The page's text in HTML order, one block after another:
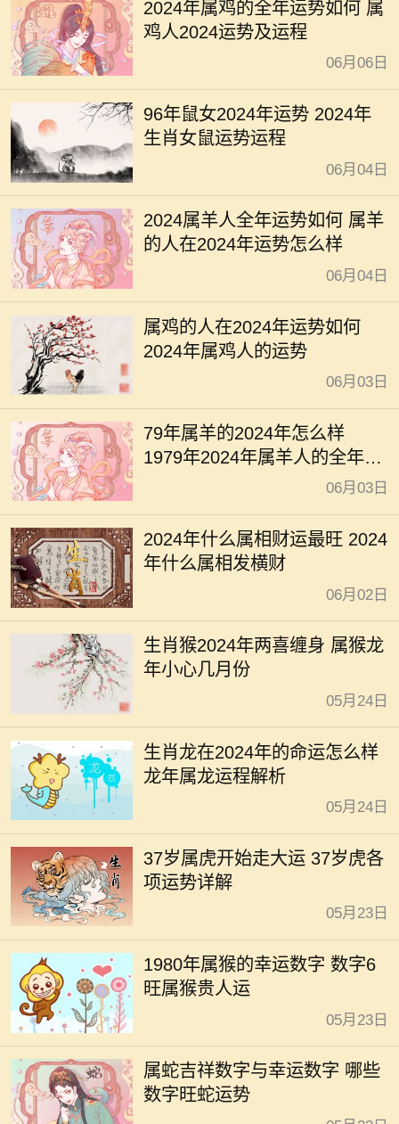
2024年属鸡的全年运势如何 属
鸡人2024运势及运程
06月06日
96年鼠女2024年运势 2024年
生肖女鼠运势运程
06月04日
2024属羊人全年运势如何 属羊
的人在2024年运势怎么样
06月04日
属鸡的人在2024年运势如何
2024年属鸡人的运势
06月03日
79年属羊的2024年怎么样
1979年2024年属羊人的全年运
06月03日
2024年什么属相财运最旺 2024
年什么属相发横财
06月02日
生肖猴2024年两喜缠身 属猴龙
年小心几月份
05月24日
生肖龙在2024年的命运怎么样
龙年属龙运程解析
05月24日
37岁属虎开始走大运 37岁虎各
项运势详解
05月23日
1980年属猴的幸运数字 数字6
旺属猴贵人运
05月23日
属蛇吉祥数字与幸运数字 哪些
数字旺蛇运势